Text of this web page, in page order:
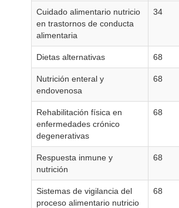
Cuidado alimentario nutricio
en trastornos de conducta
alimentaria
34
Dietas alternativas 68
Nutrición enteral y
endovenosa
68
Rehabilitación física en
enfermedades crónico
degenerativas
68
Respuesta inmune y
nutrición
68
Sistemas de vigilancia del
proceso alimentario nutricio
68